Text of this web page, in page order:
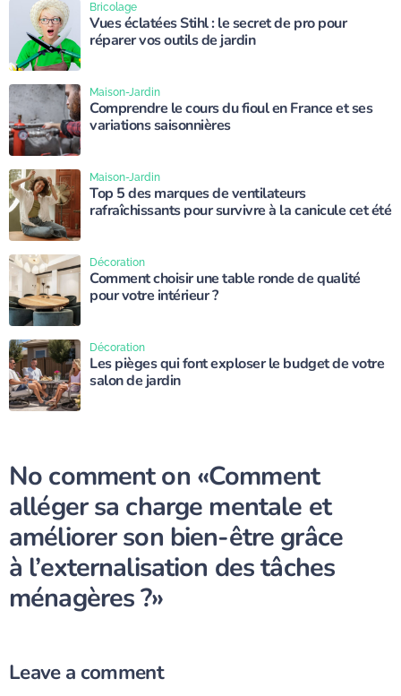
Vues éclatées Stihl : le secret de pro pour
réparer vos outils de jardin
Bricolage
Comprendre le cours du fioul en France et ses
variations saisonnières
Maison-Jardin
Top 5 des marques de ventilateurs
rafraîchissants pour survivre à la canicule cet été
Maison-Jardin
Comment choisir une table ronde de qualité
pour votre intérieur ?
Décoration
Les pièges qui font exploser le budget de votre
salon de jardin
Décoration
No comment on «Comment
alléger sa charge mentale et
améliorer son bien-être grâce
à l’externalisation des tâches
ménagères ?»
Leave a comment